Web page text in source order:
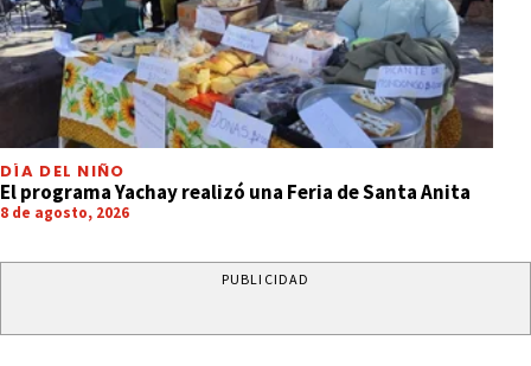
DÍA DEL NIÑO
El programa Yachay realizó una Feria de Santa Anita
8 de agosto, 2026
PUBLICIDAD